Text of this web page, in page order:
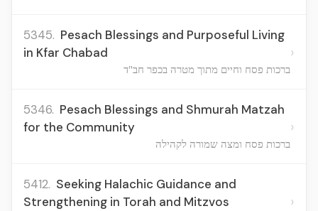
5345. Pesach Blessings and Purposeful Living
in Kfar Chabad
ברכות פסח וחיים מתוך מטרה בכפר חב"ד
›
5346. Pesach Blessings and Shmurah Matzah
for the Community
ברכות פסח ומצה שמורה לקהילה
›
5412. Seeking Halachic Guidance and
Strengthening in Torah and Mitzvos
›